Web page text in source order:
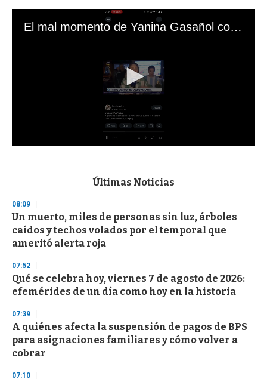
El mal momento de Yanina Gasañol con un hincha argentino en "Subrayado"
s
d
s
o
f
3
s
e
c
o
d
s
Últimas Noticias
08:09
Un muerto, miles de personas sin luz, árboles
caídos y techos volados por el temporal que
ameritó alerta roja
07:52
Qué se celebra hoy, viernes 7 de agosto de 2026:
efemérides de un día como hoy en la historia
07:39
A quiénes afecta la suspensión de pagos de BPS
para asignaciones familiares y cómo volver a
cobrar
07:10